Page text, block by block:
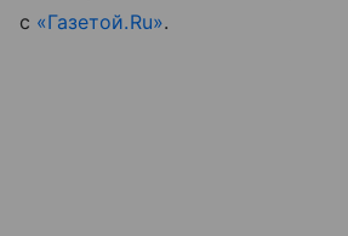
с «Газетой.Ru».